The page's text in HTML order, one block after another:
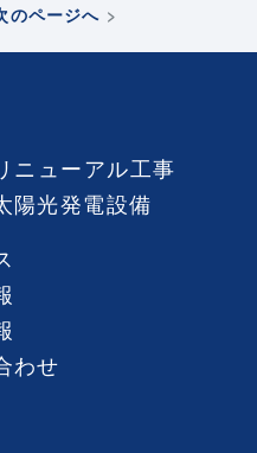
のページへ >
ニューアル工事
陽光発電設備
わせ